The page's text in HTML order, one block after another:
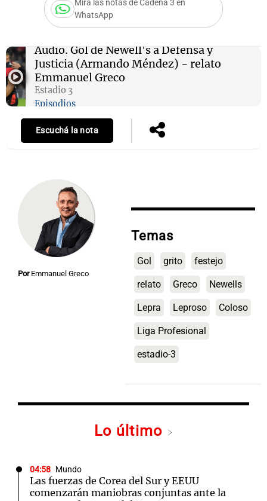
Mirá las notas de Cadena 3 en
WhatsApp
Audio. Gol de Newell's a Defensa y
Justicia (Armando Méndez) - relato
Emmanuel Greco
Estadio 3
Episodios
Escuchá la nota
Por Emmanuel Greco
Temas
Gol grito festejo
relato Greco Newells
Lepra Leproso Coloso
Liga Profesional
estadio-3
Lo último
04:58 Mundo
Las fuerzas de Corea del Sur y EEUU
comenzarán maniobras conjuntas ante la
Notas
Mundial 2026
Notas